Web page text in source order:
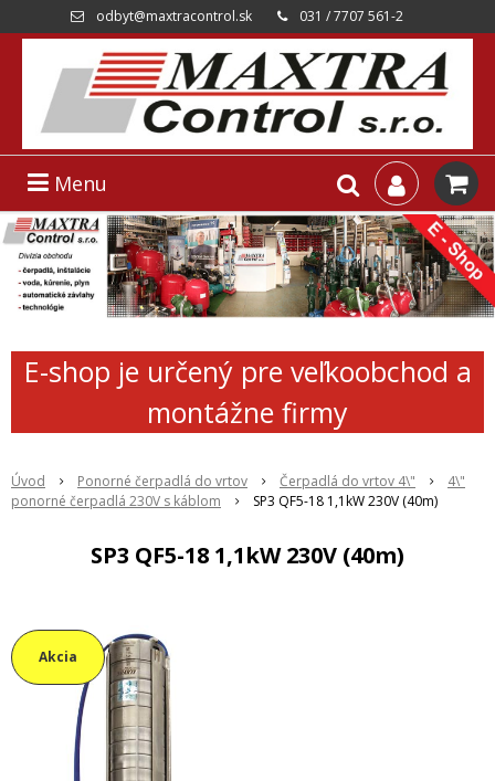
odbyt@maxtracontrol.sk 031 / 7707 561-2
Menu
E-shop je určený pre veľkoobchod a
montážne firmy
Úvod Ponorné čerpadlá do vrtov Čerpadlá do vrtov 4\"
4\"
ponorné čerpadlá 230V s káblom
SP3 QF5-18 1,1kW 230V (40m)
SP3 QF5-18 1,1kW 230V (40m)
Akcia